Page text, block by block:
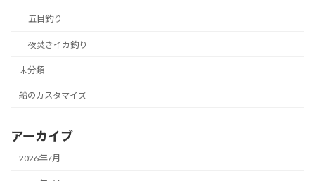
五目釣り
夜焚きイカ釣り
未分類
船のカスタマイズ
アーカイブ
2026年7月